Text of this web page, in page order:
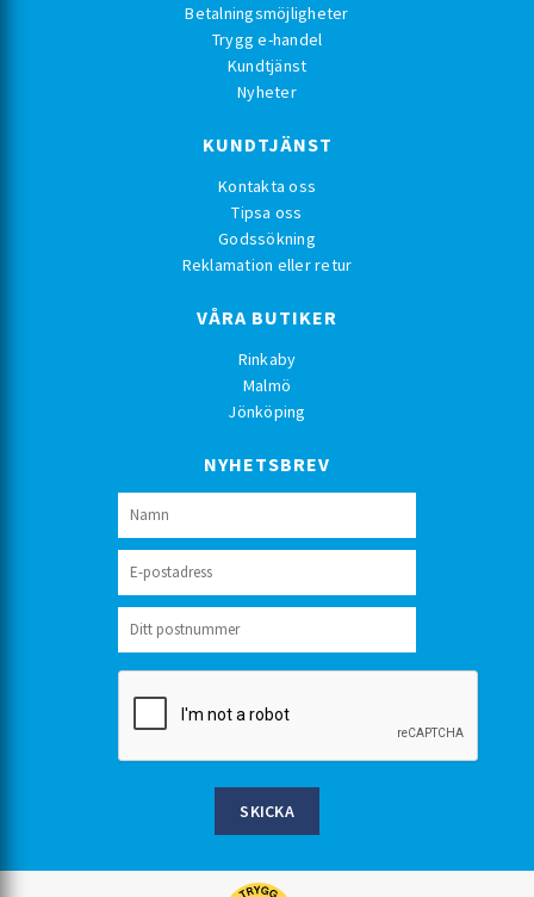
Betalningsmöjligheter
Trygg e-handel
Kundtjänst
Nyheter
KUNDTJÄNST
Kontakta oss
Tipsa oss
Godssökning
Reklamation eller retur
VÅRA BUTIKER
Rinkaby
Malmö
Jönköping
NYHETSBREV
SKICKA